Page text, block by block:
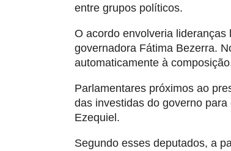
entre grupos políticos.
O acordo envolveria
governadora Fátima Bezerra.
automaticamente à
Parlamentares próximos ao
das investidas do governo
Ezequiel.
Segundo esses deputados, a